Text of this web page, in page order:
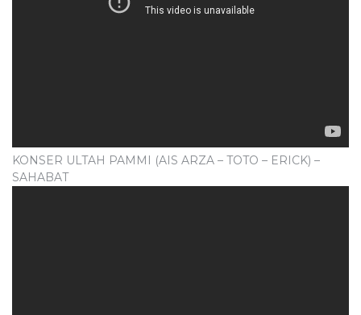
KONSER ULTAH PAMMI (AIS ARZA – TOTO – ERICK) –
SAHABAT